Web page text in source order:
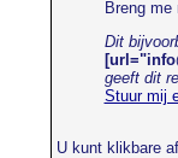
Breng me
Dit
geeft dit
Stuur mij
U kunt klikbare